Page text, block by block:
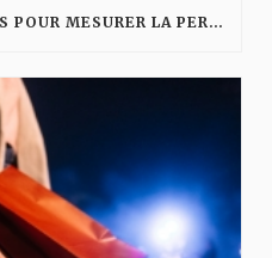
LES KPIS INDISPENSABLES POUR MESURER LA PERFORMANCE D’UNE AGENCE DIGITALE